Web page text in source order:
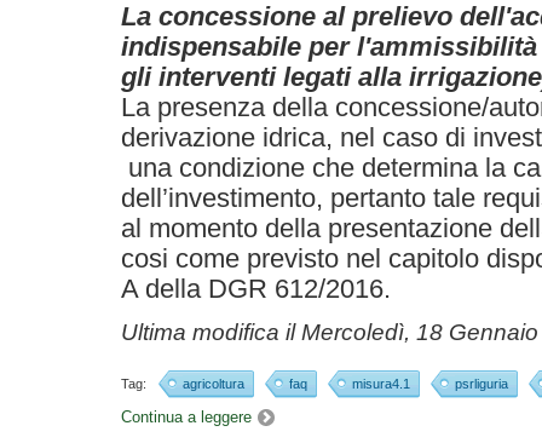
La concessione al prelievo
indispensabile per
gli interventi legati alla
La presenza della concessione/
derivazione idrica, nel caso di
una condizione che determina la
dell’investimento, pertanto tale
al momento della presentazione
cosi come previsto nel capitolo
A della DGR 612/2016.
Ultima modifica ilMercoledì, 18
Tag: agricoltura faq misura4.1 psrliguria
Continua a leggere